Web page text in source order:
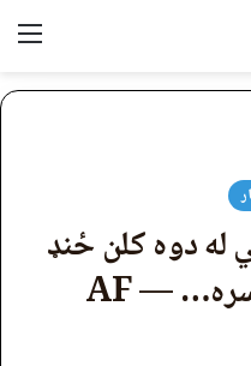
له دوه کلن ځنډ
وروسته له خبریالانو سره… — AF